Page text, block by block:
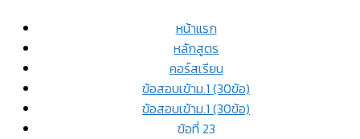
หน้าแรก
หลักสูตร
คอร์สเรียน
ข้อสอบเข้าม.1 (30ข้อ)
ข้อสอบเข้าม.1 (30ข้อ)
ข้อที่ 23